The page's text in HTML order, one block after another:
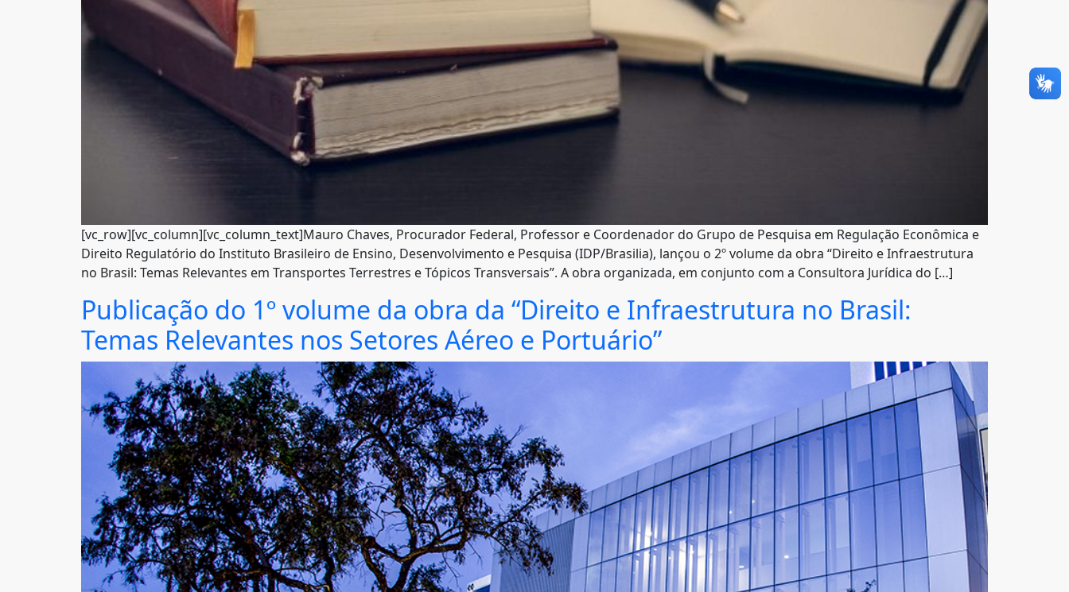
[vc_row][vc_column][vc_column_text]Mauro Chaves, Procurador Federal, Professor e Coordenador do Grupo de Pesquisa em Regulação Econômica e
Direito Regulatório do Instituto Brasileiro de Ensino, Desenvolvimento e Pesquisa (IDP/Brasilia), lançou o 2º volume da obra “Direito e Infraestrutura
no Brasil: Temas Relevantes em Transportes Terrestres e Tópicos Transversais”. A obra organizada, em conjunto com a Consultora Jurídica do […]
Publicação do 1º volume da obra da “Direito e Infraestrutura no Brasil:
Temas Relevantes nos Setores Aéreo e Portuário”